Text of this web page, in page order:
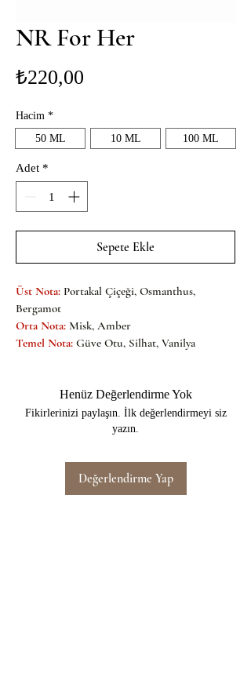
NR For Her
₺220,00
Hacim *
50 ML
10 ML 100 ML
Adet *
Sepete Ekle
Üst Nota: Portakal Çiçeği, Osmanthus,
Bergamot
Orta Nota: Misk, Amber
Temel Nota: Güve Otu, Silhat, Vanilya
Henüz Değerlendirme Yok
Fikirlerinizi paylaşın. İlk değerlendirmeyi siz
yazın.
Değerlendirme Yap